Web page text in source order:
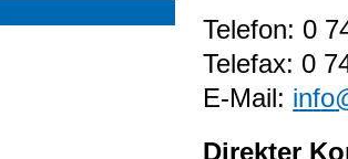
Telefon: 0
Telefax: 0
E-Mail: info
Direkter